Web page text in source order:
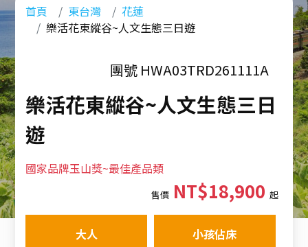
首頁 東台灣
花蓮
樂活花東縱谷~人文生態三日遊
團號 HWA03TRD261111A
樂活花東縱谷~人文生態三日
遊
國家品牌玉山獎~最佳產品類
售價NT$18,900 起
大人 小孩佔床